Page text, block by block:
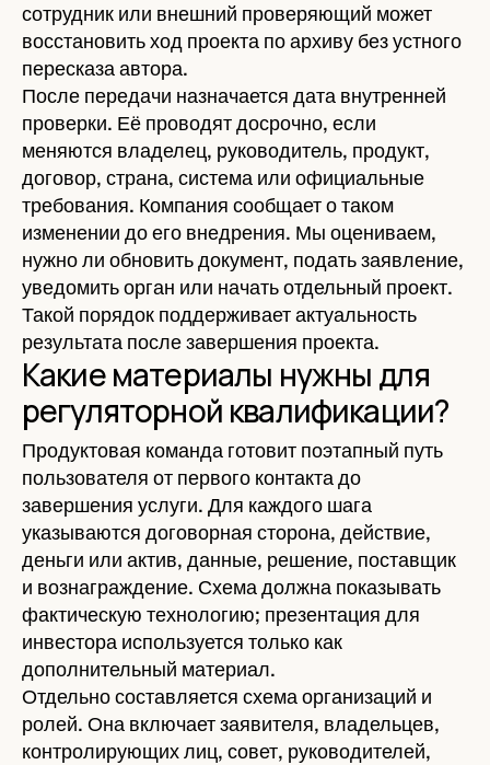
сотрудник или внешний проверяющий может
восстановить ход проекта по архиву без устного
пересказа автора.
После передачи назначается дата внутренней
проверки. Её проводят досрочно, если
меняются владелец, руководитель, продукт,
договор, страна, система или официальные
требования. Компания сообщает о таком
изменении до его внедрения. Мы оцениваем,
нужно ли обновить документ, подать заявление,
уведомить орган или начать отдельный проект.
Такой порядок поддерживает актуальность
результата после завершения проекта.
Какие материалы нужны для
регуляторной квалификации?
Продуктовая команда готовит поэтапный путь
пользователя от первого контакта до
завершения услуги. Для каждого шага
указываются договорная сторона, действие,
деньги или актив, данные, решение, поставщик
и вознаграждение. Схема должна показывать
фактическую технологию; презентация для
инвестора используется только как
дополнительный материал.
Отдельно составляется схема организаций и
ролей. Она включает заявителя, владельцев,
контролирующих лиц, совет, руководителей,